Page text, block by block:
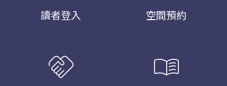
讀者登入 空間預約
handshake menu_book